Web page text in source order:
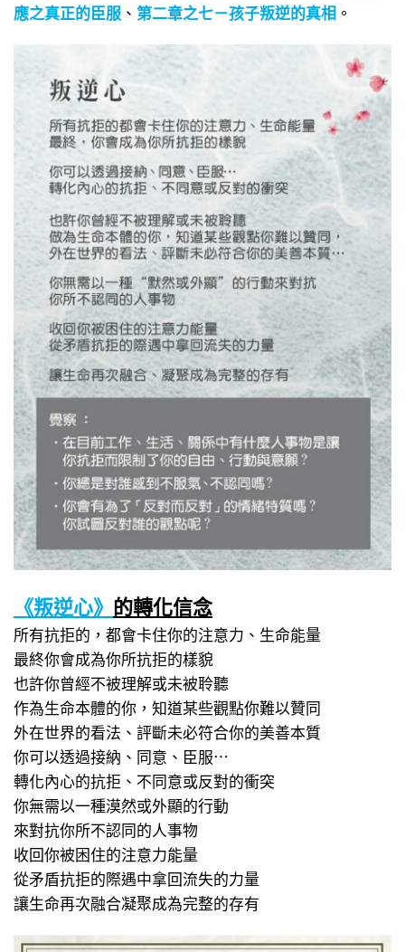
應之真正的臣服 、 第二章之七－孩子叛逆的真相 。
《叛逆心》 的轉化信念
所有抗拒的，都會卡住你的注意力、生命能量
最終你會成為你所抗拒的樣貌
也許你曾經不被理解或未被聆聽
作為生命本體的你，知道某些觀點你難以贊同
外在世界的看法、評斷未必符合你的美善本質
你可以透過接納、同意、臣服⋯
轉化內心的抗拒、不同意或反對的衝突
你無需以一種漠然或外顯的行動
來對抗你所不認同的人事物
收回你被困住的注意力能量
從矛盾抗拒的際遇中拿回流失的力量
讓生命再次融合凝聚成為完整的存有